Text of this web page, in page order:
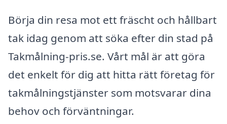
Börja din resa mot ett fräscht och hållbart
tak idag genom att söka efter din stad på
Takmålning-pris.se. Vårt mål är att göra
det enkelt för dig att hitta rätt företag för
takmålningstjänster som motsvarar dina
behov och förväntningar.